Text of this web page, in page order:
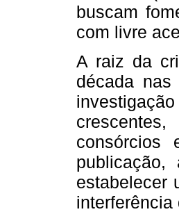
buscam
com livre
A raiz da
década
consórcios
estabelecer